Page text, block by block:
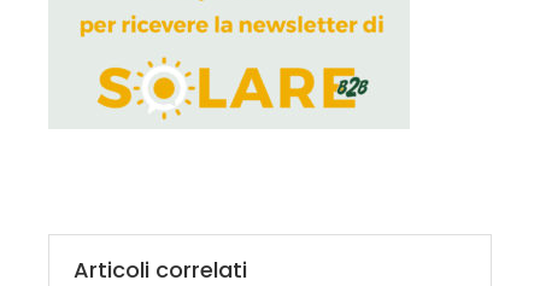
Articoli correlati